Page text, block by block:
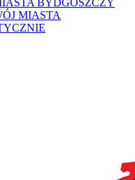
BYDGOSZCZY
MIASTA